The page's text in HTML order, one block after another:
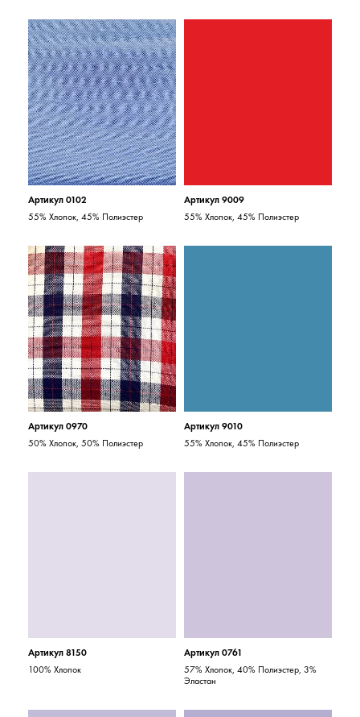
Артикул 0102
55% Хлопок, 45% Полиэстер
Артикул 9009
55% Хлопок, 45% Полиэстер
Артикул 0970
50% Хлопок, 50% Полиэстер
Артикул 9010
55% Хлопок, 45% Полиэстер
Артикул 8150
100% Хлопок
Артикул 0761
57% Хлопок, 40% Полиэстер, 3%
Эластан